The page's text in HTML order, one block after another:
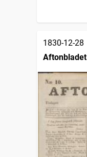
1830-12-28
Aftonbladet